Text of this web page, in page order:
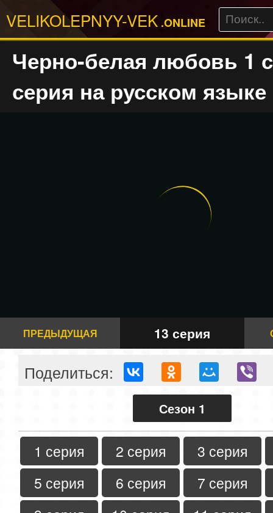
VELIKOLEPNYY-VEK .ONLINE
Черно-белая любовь 1
серия на русском языке
ПРЕДЫДУЩАЯ 13 серия
Поделиться:
Сезон 1
1 серия 2 серия
3 серия
5 серия
6 серия
7 серия